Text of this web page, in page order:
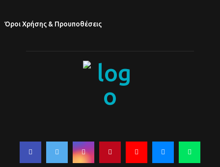
Όροι Χρήσης & Προυποθέσεις